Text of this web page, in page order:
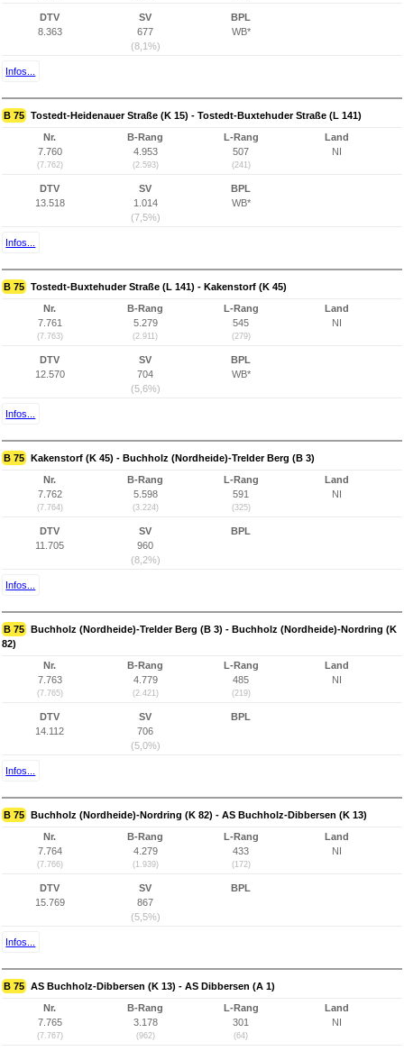
DTV
8.363
SV
677
(8,1%)
BPL
WB*
Infos...
B 75 Tostedt-Heidenauer Straße (K 15) - Tostedt-Buxtehuder Straße (L 141)
Nr.
7.760
(7.762)
B-Rang
4.953
(2.593)
L-Rang
507
(241)
Land
NI
DTV
13.518
SV
1.014
(7,5%)
BPL
WB*
Infos...
B 75 Tostedt-Buxtehuder Straße (L 141) - Kakenstorf (K 45)
Nr.
7.761
(7.763)
B-Rang
5.279
(2.911)
L-Rang
545
(279)
Land
NI
DTV
12.570
SV
704
(5,6%)
BPL
WB*
Infos...
B 75 Kakenstorf (K 45) - Buchholz (Nordheide)-Trelder Berg (B 3)
Nr.
7.762
(7.764)
B-Rang
5.598
(3.224)
L-Rang
591
(325)
Land
NI
DTV
11.705
SV
960
(8,2%)
BPL
Infos...
B 75 Buchholz (Nordheide)-Trelder Berg (B 3) - Buchholz (Nordheide)-Nordring (K
82)
Nr.
7.763
(7.765)
B-Rang
4.779
(2.421)
L-Rang
485
(219)
Land
NI
DTV
14.112
SV
706
(5,0%)
BPL
Infos...
B 75 Buchholz (Nordheide)-Nordring (K 82) - AS Buchholz-Dibbersen (K 13)
Nr.
7.764
(7.766)
B-Rang
4.279
(1.939)
L-Rang
433
(172)
Land
NI
DTV
15.769
SV
867
(5,5%)
BPL
Infos...
B 75 AS Buchholz-Dibbersen (K 13) - AS Dibbersen (A 1)
Nr.
7.765
(7.767)
B-Rang
3.178
(962)
L-Rang
301
(64)
Land
NI